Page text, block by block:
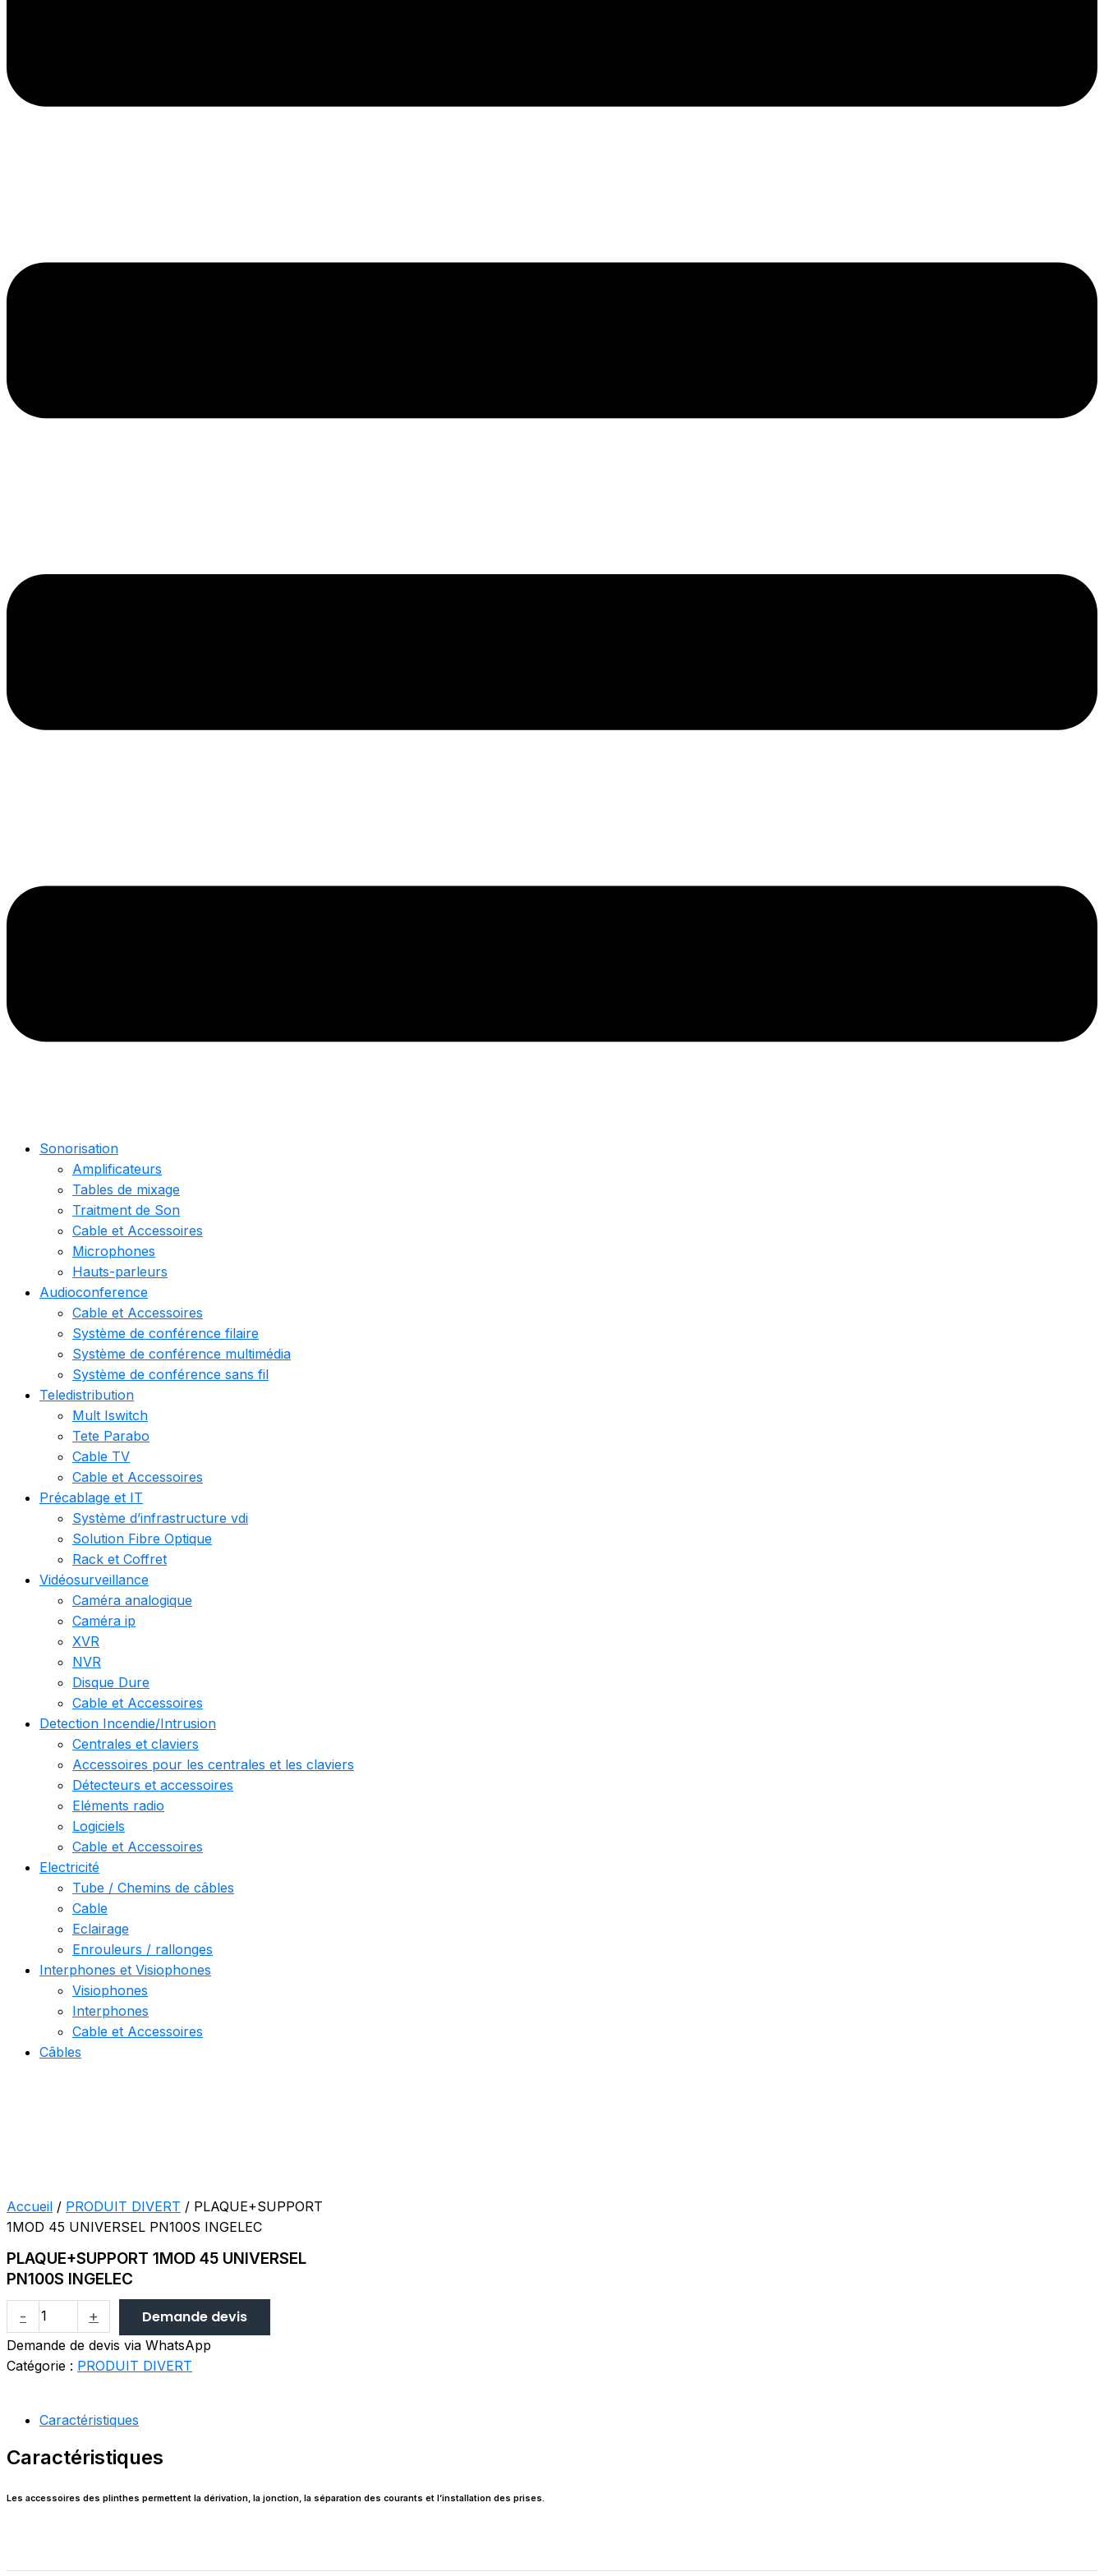
Sonorisation
Amplificateurs
Tables de mixage
Traitment de Son
Cable et Accessoires
Microphones
Hauts-parleurs
Audioconference
Cable et Accessoires
Système de conférence filaire
Système de conférence multimédia
Système de conférence sans fil
Teledistribution
Mult Iswitch
Tete Parabo
Cable TV
Cable et Accessoires
Précablage et IT
Système d’infrastructure vdi
Solution Fibre Optique
Rack et Coffret
Vidéosurveillance
Caméra analogique
Caméra ip
XVR
NVR
Disque Dure
Cable et Accessoires
Detection Incendie/Intrusion
Centrales et claviers
Accessoires pour les centrales et les claviers
Détecteurs et accessoires
Eléments radio
Logiciels
Cable et Accessoires
Electricité
Tube / Chemins de câbles
Cable
Eclairage
Enrouleurs / rallonges
Interphones et Visiophones
Visiophones
Interphones
Cable et Accessoires
Câbles
Accueil / PRODUIT DIVERT / PLAQUE+SUPPORT
1MOD 45 UNIVERSEL PN100S INGELEC
PLAQUE+SUPPORT 1MOD 45 UNIVERSEL
PN100S INGELEC
- + Demande devis
Demande de devis via WhatsApp
Catégorie : PRODUIT DIVERT
Caractéristiques
Caractéristiques
Les accessoires des plinthes permettent la dérivation, la jonction, la séparation des courants et l’installation des prises.